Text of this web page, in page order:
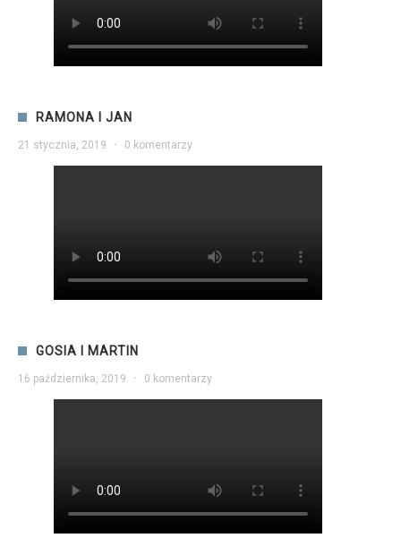
RAMONA I JAN
21 stycznia, 2019 · 0 komentarzy
GOSIA I MARTIN
16 października, 2019 · 0 komentarzy